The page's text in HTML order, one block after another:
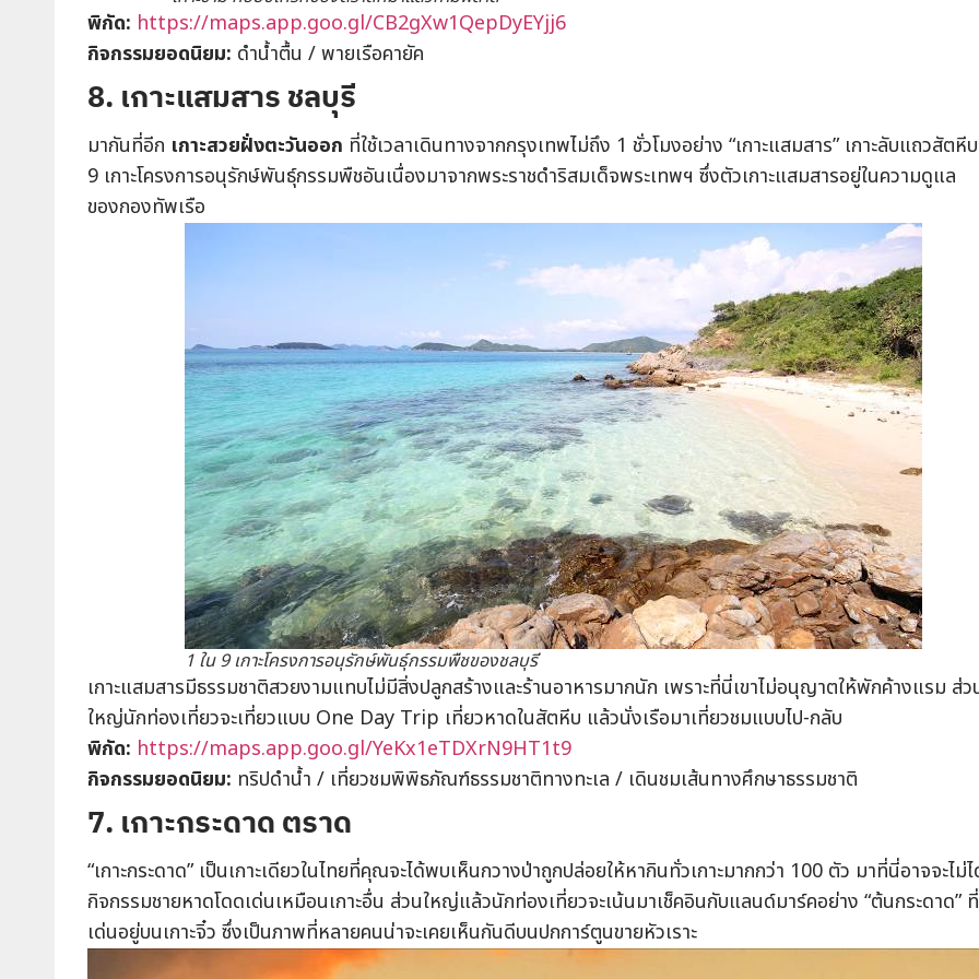
พิกัด: https://maps.app.goo.gl/CB2gXw1QepDyEYjj6
กิจกรรมยอดนิยม: ดำน้ำตื้น / พายเรือคายัค
8. เกาะแสมสาร ชลบุรี
มากันที่อีก เกาะสวยฝั่งตะวันออก ที่ใช้เวลาเดินทางจากกรุงเทพไม่ถึง 1 ชั่วโมงอย่าง “เกาะแสมสาร” เกาะลับแถวสัตหี
9 เกาะโครงการอนุรักษ์พันธุ์กรรมพืชอันเนื่องมาจากพระราชดำริสมเด็จพระเทพฯ ซึ่งตัวเกาะแสมสารอยู่ในความดูแล
ของกองทัพเรือ
1 ใน 9 เกาะโครงการอนุรักษ์พันธุ์กรรมพืชของชลบุรี
เกาะแสมสารมีธรรมชาติสวยงามแทบไม่มีสิ่งปลูกสร้างและร้านอาหารมากนัก เพราะที่นี่เขาไม่อนุญาตให้พักค้างแรม ส่
ใหญ่นักท่องเที่ยวจะเที่ยวแบบ One Day Trip เที่ยวหาดในสัตหีบ แล้วนั่งเรือมาเที่ยวชมแบบไป-กลับ
พิกัด: https://maps.app.goo.gl/YeKx1eTDXrN9HT1t9
กิจกรรมยอดนิยม: ทริปดำน้ำ / เที่ยวชมพิพิธภัณฑ์ธรรมชาติทางทะเล / เดินชมเส้นทางศึกษาธรรมชาติ
7. เกาะกระดาด ตราด
“เกาะกระดาด” เป็นเกาะเดียวในไทยที่คุณจะได้พบเห็นกวางป่าถูกปล่อยให้หากินทั่วเกาะมากกว่า 100 ตัว มาที่นี่อาจจะไม่
กิจกรรมชายหาดโดดเด่นเหมือนเกาะอื่น ส่วนใหญ่แล้วนักท่องเที่ยวจะเน้นมาเช็คอินกับแลนด์มาร์คอย่าง “ต้นกระดาด”
เด่นอยู่บนเกาะจิ๋ว ซึ่งเป็นภาพที่หลายคนน่าจะเคยเห็นกันดีบนปกการ์ตูนขายหัวเราะ